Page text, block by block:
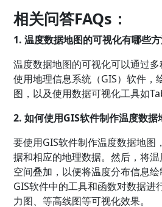
相关问答FAQs：
1. 温度数据地图的可视化有哪些方
温度数据地图的可视化可以通过
使用地理信息系统（GIS）软件，
图，以及使用数据可视化工具如
2. 如何使用GIS软件制作温度数据
要使用GIS软件制作温度数据地图
据和相应的地理数据。然后，将
空间叠加，以便将温度分布信息
GIS软件中的工具和函数对数据进
力图、等高线图等可视化效果。